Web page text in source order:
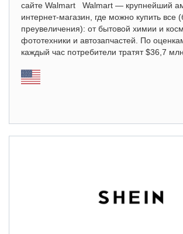
сайте Walmart Walmart — крупнейший
интернет-магазин, где можно купить все
преувеличения): от бытовой химии и
фототехники и автозапчастей. По
каждый час потребители тратят $36,7 млн